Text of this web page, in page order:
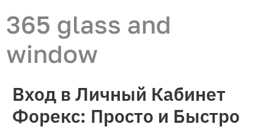
365 glass and
window
Вход в Личный Кабинет
Форекс: Просто и Быстро